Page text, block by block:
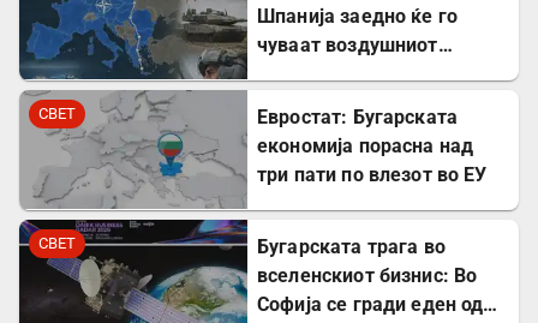
Шпанија заедно ќе го
чуваат воздушниот
СВЕТ
Евростат: Бугарската
економија порасна над
три пати по влезот во ЕУ
СВЕТ
Бугарската трага во
вселенскиот бизнис: Во
Софија се гради еден од